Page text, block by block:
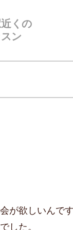
くの
ン
が欲しいんです
した。